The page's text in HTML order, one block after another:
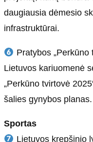
daugiausia dėmesio
infrastruktūrai.
Pratybos „Perkūno
Lietuvos kariuomenė
„Perkūno tvirtovė
šalies gynybos planas.
Sportas
Lietuvos krepšinio